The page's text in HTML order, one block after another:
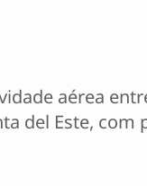
aérea
del Este, com